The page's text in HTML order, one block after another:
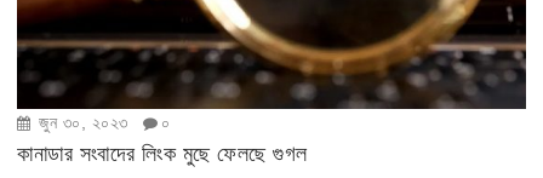
জুন ৩০, ২০২৩ ০
কানাডার সংবাদের লিংক মুছে ফেলছে গুগল